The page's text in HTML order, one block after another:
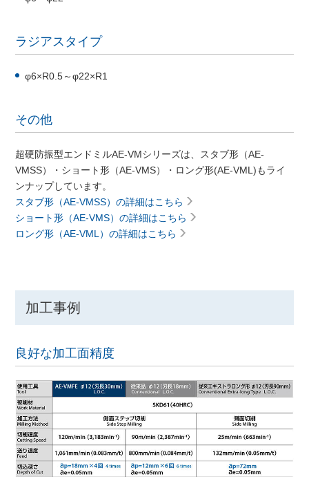
ラジアスタイプ
φ6×R0.5～φ22×R1
その他
超硬防振型エンドミルAE-VMシリーズは、スタブ形（AE-
VMSS）・ショート形（AE-VMS）・ロング形(AE-VML)もライ
ンナップしています。
スタブ形（AE-VMSS）の詳細はこちら
ショート形（AE-VMS）の詳細はこちら
ロング形（AE-VML）の詳細はこちら
加工事例
良好な加工面精度